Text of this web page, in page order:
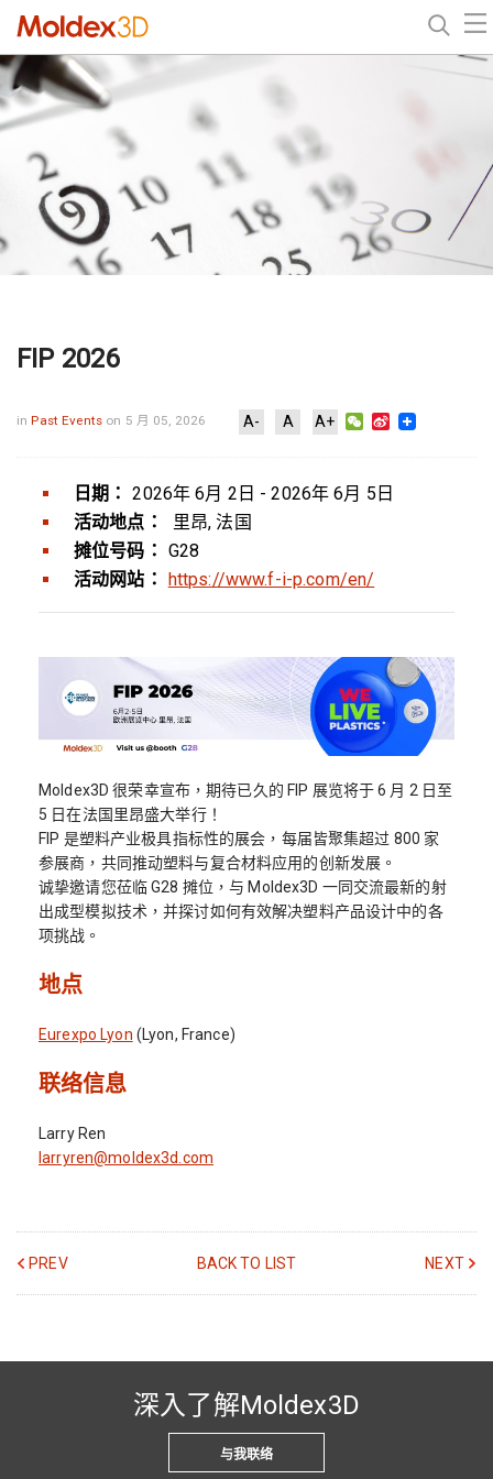
FIP 2026
inPast Events on 5 月 05, 2026 A- A A+ WeChat
Sina
日期：
2026年 6月 2日 - 2026年 6月 5日
活动地点：
里昂, 法国
摊位号码： G28
活动网站： https://www.f-i-p.com/en/
Moldex3D 很荣幸宣布，期待已久的 FIP 展览将于 6 月 2 日至
5 日在法国里昂盛大举行！
FIP 是塑料产业极具指标性的展会，每届皆聚集超过 800 家
参展商，共同推动塑料与复合材料应用的创新发展。
诚挚邀请您莅临 G28 摊位，与 Moldex3D 一同交流最新的射
出成型模拟技术，并探讨如何有效解决塑料产品设计中的各
项挑战。
地点
Eurexpo Lyon (Lyon, France)
联络信息
Larry Ren
larryren@moldex3d.com
PREV BACK TO LIST NEXT
深入了解Moldex3D
与我联络